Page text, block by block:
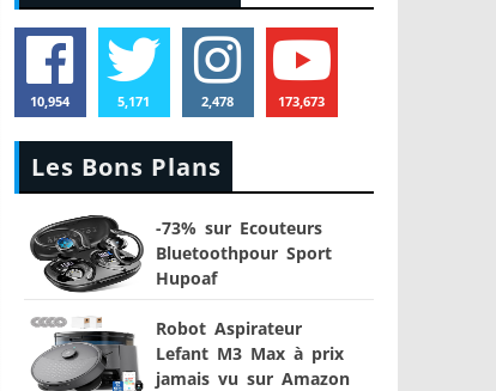
10,954 5,171 2,478 173,673
Les Bons Plans
-73% sur Ecouteurs
Bluetoothpour Sport
Hupoaf
Robot Aspirateur
Lefant M3 Max à prix
jamais vu sur Amazon